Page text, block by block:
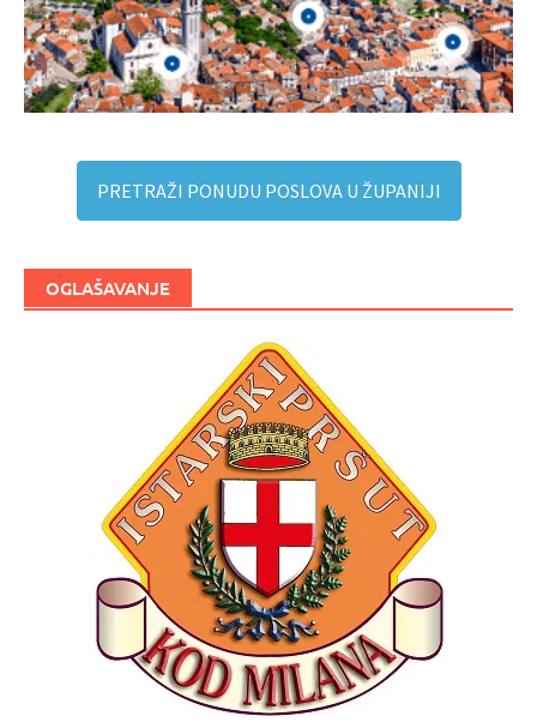
PRETRAŽI PONUDU POSLOVA U ŽUPANIJI
OGLAŠAVANJE